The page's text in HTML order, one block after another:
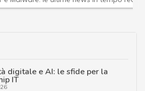
digitale e AI: le sfide per la
IT